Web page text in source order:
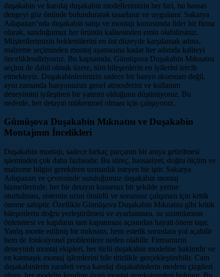
duşakabin ve karolaj duşakabin modellerimizin her biri, bu hassas
dengeyi göz önünde bulundurarak tasarlanır ve uygulanır. Sakarya
Adapazarı’nda duşakabin satışı ve montajı konusunda lider bir firma
olarak, sunduğumuz her ürünün kalitesinden emin olabilirsiniz.
Müşterilerimizin beklentilerini en üst düzeyde karşılamak adına,
malzeme seçiminden montaj aşamasına kadar her adımda kaliteyi
önceliklendiriyoruz. Bu kapsamda, Gümüşova Duşakabin Mıknatısı
seçimi de dahil olmak üzere, tüm bileşenlerin en iyilerini tercih
etmekteyiz. Duşakabinlerimizin sadece bir banyo aksesuarı değil,
aynı zamanda banyonuzun genel atmosferini ve kullanım
deneyimini iyileştiren bir yatırım olduğunu düşünüyoruz. Bu
nedenle, her detayın mükemmel olması için çalışıyoruz.
Gümüşova Duşakabin Mıknatısı ve Duşakabin
Montajının İncelikleri
Duşakabin montajı, sadece birkaç parçanın bir araya getirilmesi
işleminden çok daha fazlasıdır. Bu süreç, hassasiyet, doğru ölçüm ve
malzeme bilgisi gerektiren uzmanlık isteyen bir iştir. Sakarya
Adapazarı ve çevresinde sunduğumuz duşakabin montaj
hizmetlerinde, her bir detayın kusursuz bir şekilde yerine
oturtulması, sistemin uzun ömürlü ve sorunsuz çalışması için kritik
öneme sahiptir. Özellikle Gümüşova Duşakabin Mıknatısı gibi kritik
bileşenlerin doğru yerleştirilmesi ve ayarlanması, su sızıntılarının
önlenmesi ve kapıların tam kapanması açısından hayati önem taşır.
Yanlış monte edilmiş bir mıknatıs, hem estetik sorunlara yol açabilir
hem de fonksiyonel problemlere neden olabilir. Firmamızın
deneyimli montaj ekipleri, her türlü duşakabin modeline hakimdir ve
en karmaşık montaj işlemlerini bile titizlikle gerçekleştirebilir. Cam
duşakabinlerin zarafeti veya karolaj duşakabinlerin modern çizgileri
olsun, her modelin kendine özgü montaj gereksinimleri bulunur. Bu